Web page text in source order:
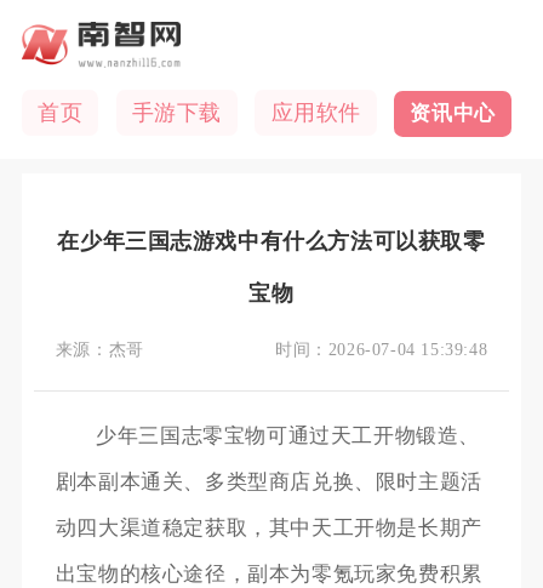
首页 手游下载 应用软件 资讯中心
在少年三国志游戏中有什么方法可以获取零
宝物
来源： 杰哥 时间： 2026-07-04 15:39:48
少年三国志零宝物可通过天工开物锻造、
剧本副本通关、多类型商店兑换、限时主题活
动四大渠道稳定获取，其中天工开物是长期产
出宝物的核心途径，副本为零氪玩家免费积累